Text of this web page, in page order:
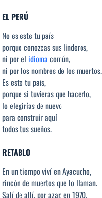
EL PERÚ
No es este tu país
porque conozcas sus linderos,
ni por el idioma común,
ni por los nombres de los muertos.
Es este tu país,
porque si tuvieras que hacerlo,
lo elegirías de nuevo
para construir aquí
todos tus sueños.
RETABLO
En un tiempo viví en Ayacucho,
rincón de muertos que lo llaman.
Salí de allí, por azar, en 1970,